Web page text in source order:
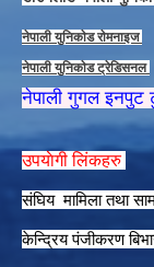
नेपाली युनिकाेड राेमनाइज
नेपाली युनिकाेड ट्रेडिसनल
नेपाली गुगल इनपुट
उपयाेगी लिंकहरु
संघिय मामिला तथा
केन्द्रिय पंजीकरण